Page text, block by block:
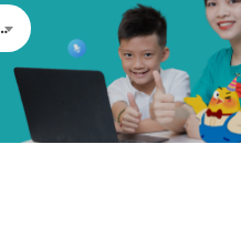
học nào?